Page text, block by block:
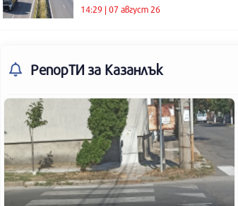
14:29 | 07 август 26
РепорТИ за Казанлък